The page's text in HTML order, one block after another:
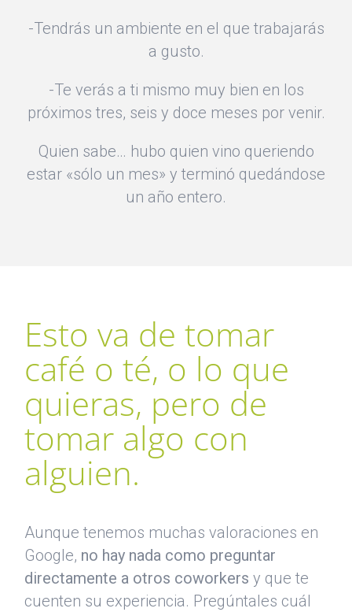
-Tendrás un ambiente en el que trabajarás
a gusto.
-Te verás a ti mismo muy bien en los
próximos tres, seis y doce meses por venir.
Quien sabe… hubo quien vino queriendo
estar «sólo un mes» y terminó quedándose
un año entero.
Esto va de tomar
café o té, o lo que
quieras, pero de
tomar algo con
alguien.
Aunque tenemos muchas valoraciones en
Google, no hay nada como preguntar
directamente a otros coworkers y que te
cuenten su experiencia. Pregúntales cuál